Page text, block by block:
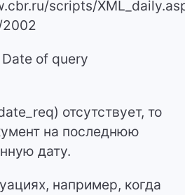
scripts/
of query
отсутствует, то
на последнюю
дату.
например, когда